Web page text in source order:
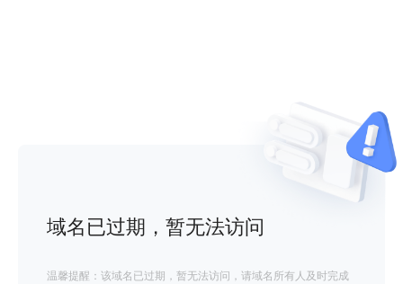
域名已过期，暂无法访问
温馨提醒：该域名已过期，暂无法访问，请域名所有人及时完成